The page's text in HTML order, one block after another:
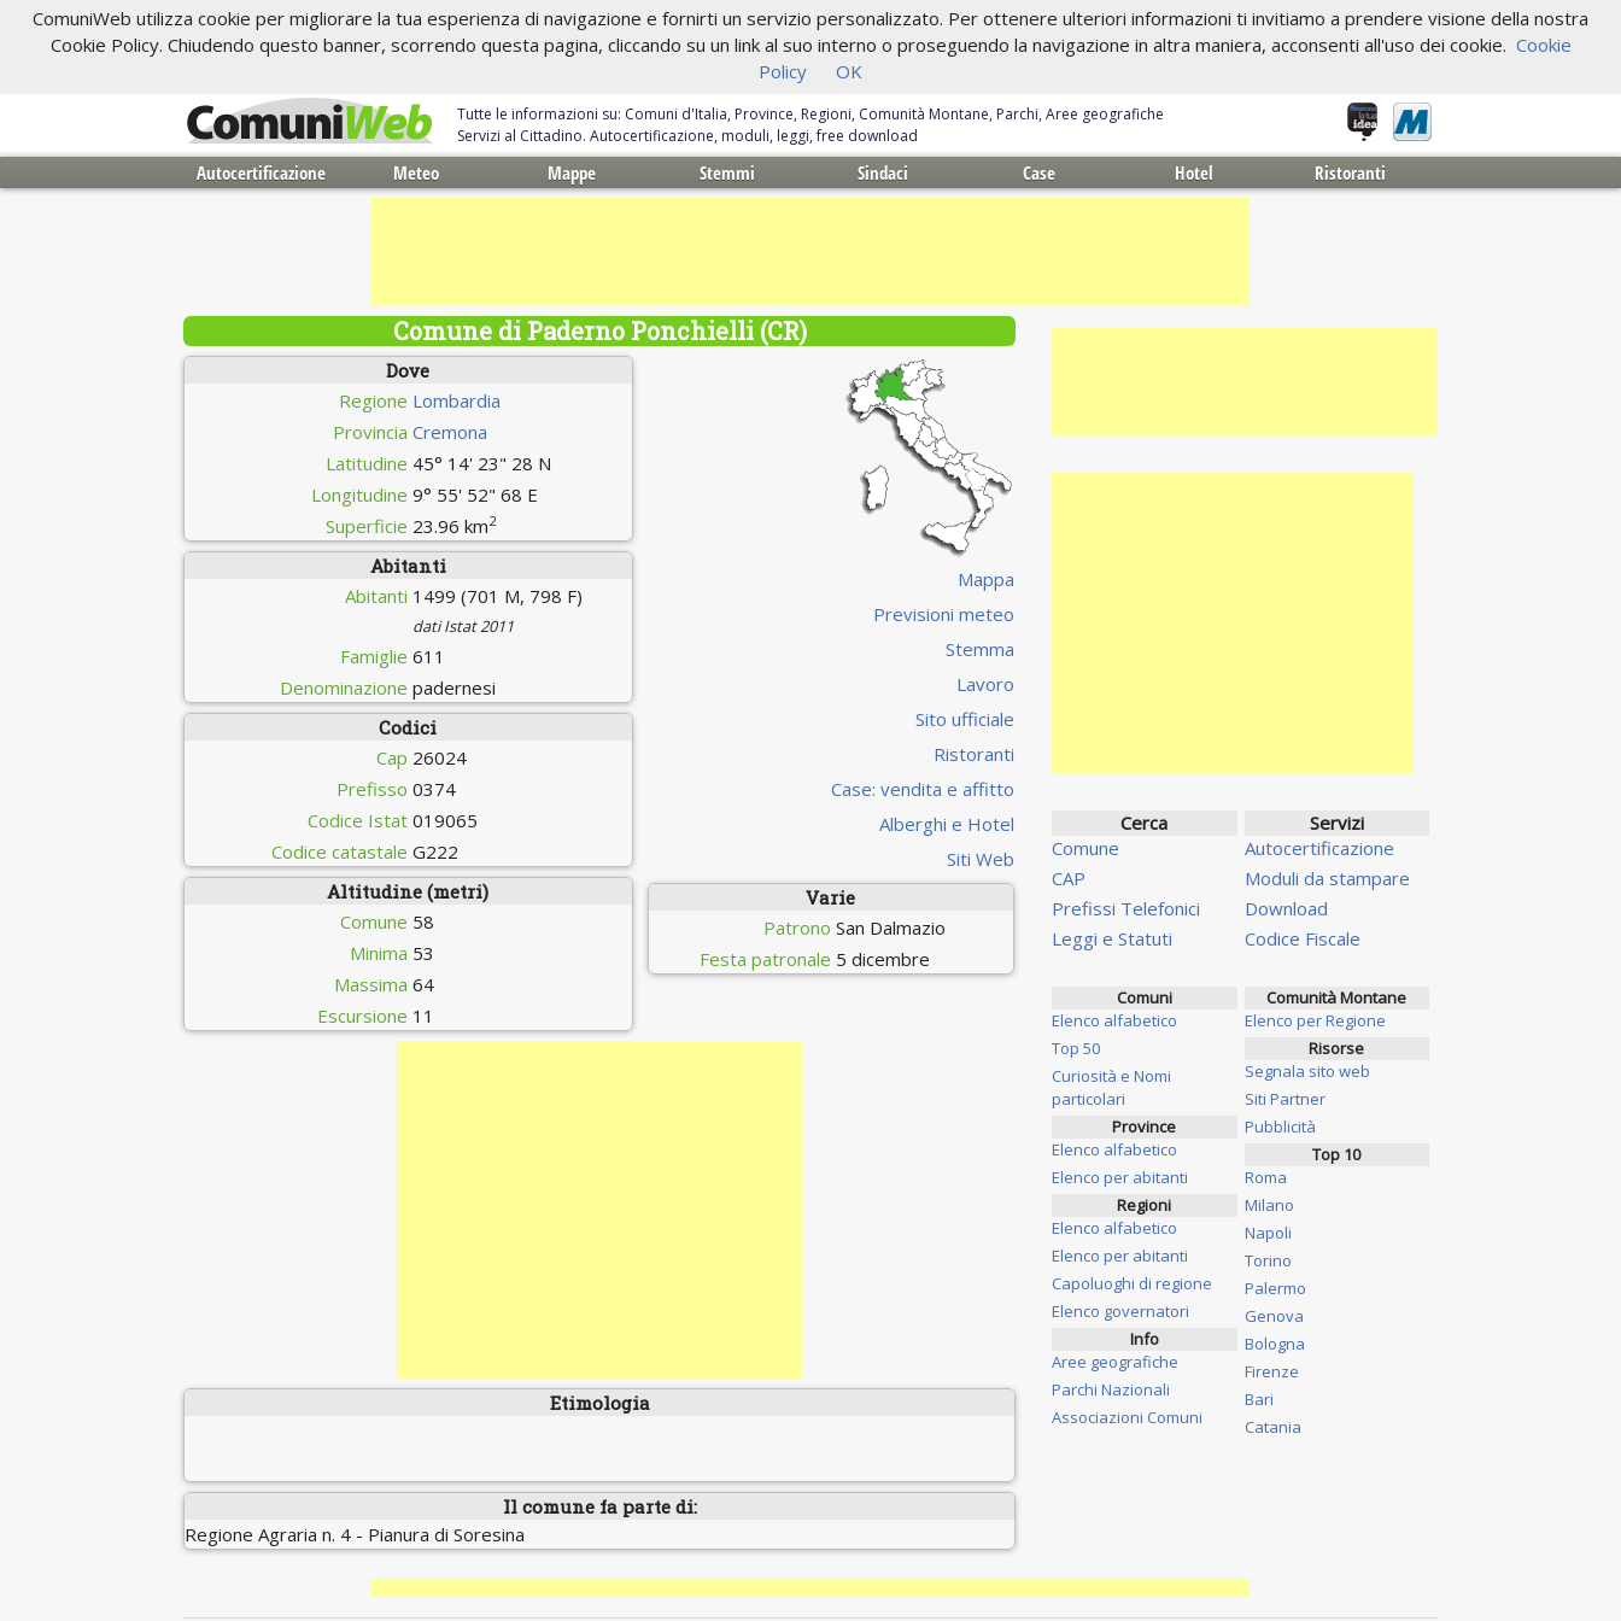
ComuniWeb utilizza cookie per migliorare la tua esperienza di navigazione e fornirti un servizio personalizzato. Per ottenere ulteriori informazioni ti invitiamo a prendere visione della nostra
Cookie Policy. Chiudendo questo banner, scorrendo questa pagina, cliccando su un link al suo interno o proseguendo la navigazione in altra maniera, acconsenti all'uso dei cookie. Cookie
Policy
OK
Tutte le informazioni su: Comuni d'Italia, Province, Regioni, Comunità Montane, Parchi, Aree geografiche
Servizi al Cittadino. Autocertificazione, moduli, leggi, free download
Autocertificazione Meteo Mappe Stemmi Sindaci Case Hotel Ristoranti
Comune di Paderno Ponchielli (CR)
Dove
Regione Lombardia
Provincia Cremona
Latitudine 45° 14' 23" 28 N
Longitudine 9° 55' 52" 68 E
Superficie 23.96 km2
Abitanti
Abitanti 1499 (701 M, 798 F)
dati Istat 2011
Famiglie 611
Denominazione padernesi
Codici
Cap 26024
Prefisso 0374
Codice Istat 019065
Codice catastale G222
Altitudine (metri)
Comune 58
Minima 53
Massima 64
Escursione 11
Mappa
Previsioni meteo
Stemma
Lavoro
Sito ufficiale
Ristoranti
Case: vendita e affitto
Alberghi e Hotel
Siti Web
Varie
Patrono San Dalmazio
Festa patronale 5 dicembre
Etimologia
Il comune fa parte di:
Regione Agraria n. 4 - Pianura di Soresina
Cerca
Comune
CAP
Prefissi Telefonici
Leggi e Statuti
Servizi
Autocertificazione
Moduli da stampare
Download
Codice Fiscale
Comuni
Elenco alfabetico
Top 50
Curiosità e Nomi
particolari
Province
Elenco alfabetico
Elenco per abitanti
Regioni
Elenco alfabetico
Elenco per abitanti
Capoluoghi di regione
Elenco governatori
Info
Aree geografiche
Parchi Nazionali
Associazioni Comuni
Comunità Montane
Elenco per Regione
Risorse
Segnala sito web
Siti Partner
Pubblicità
Top 10
Roma
Milano
Napoli
Torino
Palermo
Genova
Bologna
Firenze
Bari
Catania